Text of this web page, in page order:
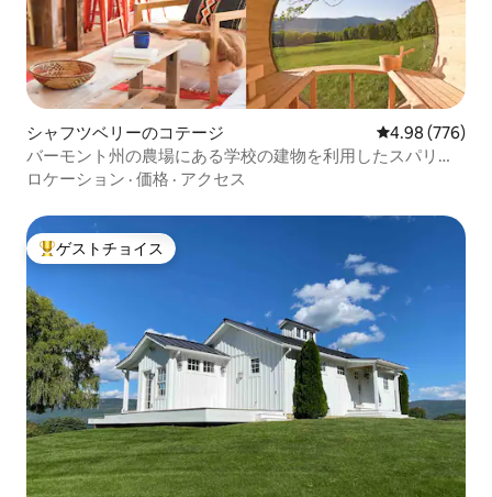
シャフツベリーのコテージ レビュー776
4.98 (776)
バーモント州の農場にある学校の建物を利用したスパリト
リート
ロケーション · 価格 · アクセス
大好評のゲストチョイスです。
ゲストチョイス